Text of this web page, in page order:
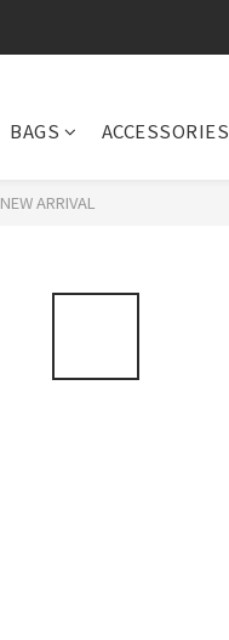
BAGS ACCESSORIES
NEW ARRIVAL